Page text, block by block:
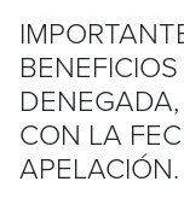
CON LA
APELACIÓN.